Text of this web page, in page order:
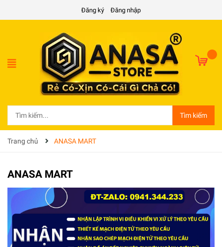
Đăng ký Đăng nhập
Tìm kiếm
Trang chủ ANASA MART
ANASA MART